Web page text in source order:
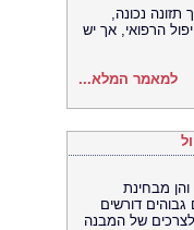
נכונה,
הרפואי, אך יש
למאמר המלא...
והן מבחינת
דורשים
של המבנה